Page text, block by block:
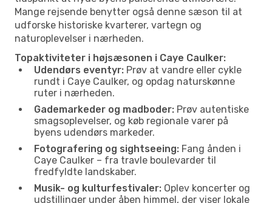
Mange rejsende benytter også denne sæson til at
udforske historiske kvarterer, vartegn og
naturoplevelser i nærheden.
Topaktiviteter i højsæsonen i Caye Caulker:
Udendørs eventyr: Prøv at vandre eller cykle
rundt i Caye Caulker, og opdag naturskønne
ruter i nærheden.
Gademarkeder og madboder: Prøv autentiske
smagsoplevelser, og køb regionale varer på
byens udendørs markeder.
Fotografering og sightseeing: Fang ånden i
Caye Caulker – fra travle boulevarder til
fredfyldte landskaber.
Musik- og kulturfestivaler: Oplev koncerter og
udstillinger under åben himmel, der viser lokale